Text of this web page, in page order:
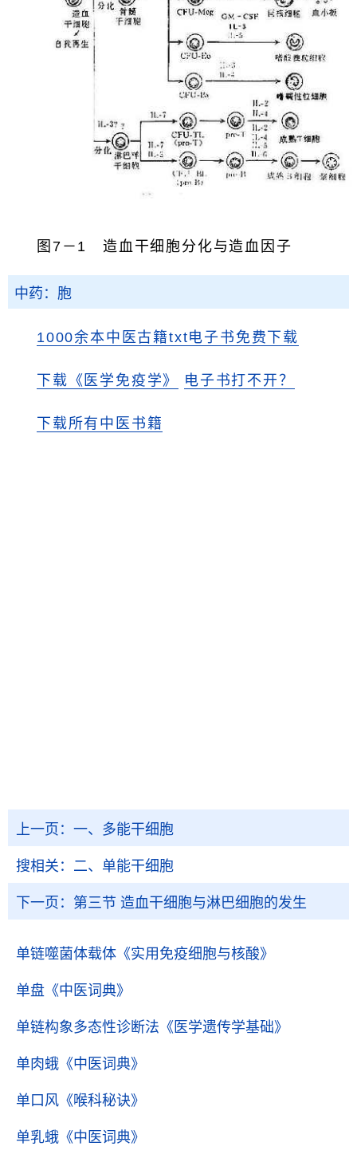
图7－1 造血干细胞分化与造血因子
中药：胞
1000余本中医古籍txt电子书免费下载
下载《医学免疫学》 电子书打不开？
下载所有中医书籍
上一页： 一、多能干细胞
搜相关： 二、单能干细胞
下一页： 第三节 造血干细胞与淋巴细胞的发生
单链噬菌体载体 《实用免疫细胞与核酸》
单盘 《中医词典》
单链构象多态性诊断法 《医学遗传学基础》
单肉蛾 《中医词典》
单口风 《喉科秘诀》
单乳蛾 《中医词典》